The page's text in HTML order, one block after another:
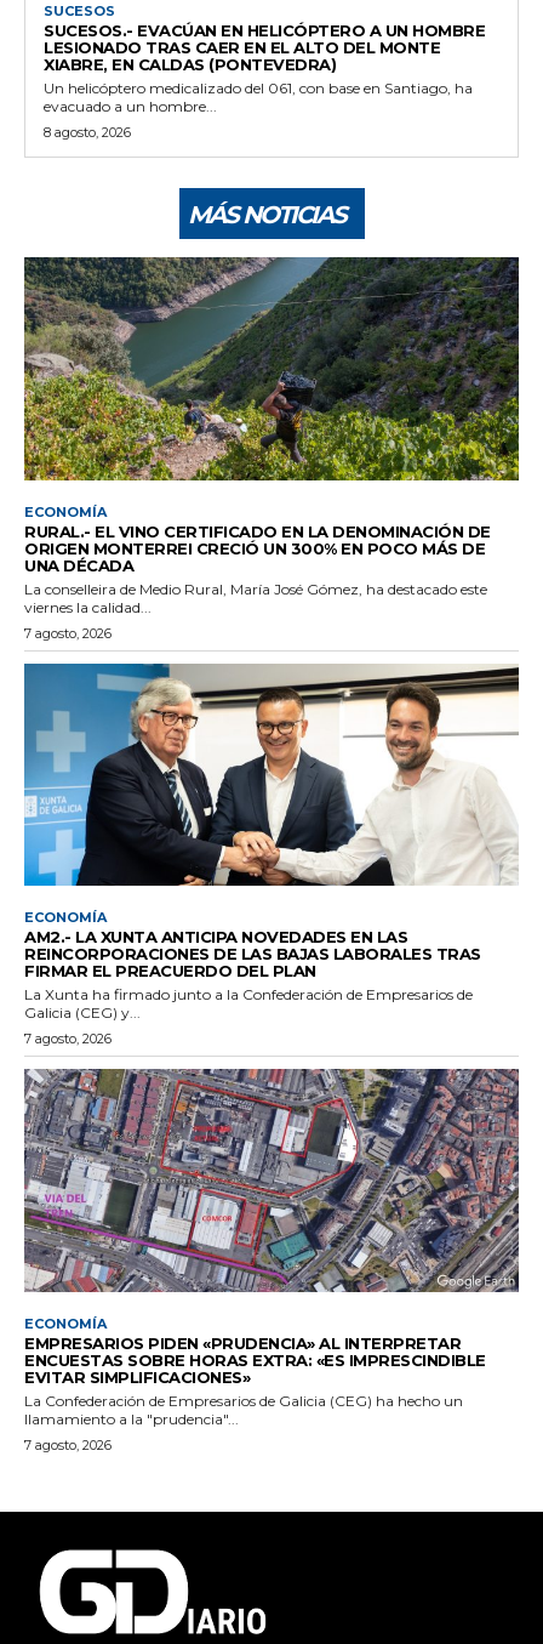
SUCESOS
SUCESOS.- EVACÚAN EN HELICÓPTERO A UN HOMBRE
LESIONADO TRAS CAER EN EL ALTO DEL MONTE
XIABRE, EN CALDAS (PONTEVEDRA)
Un helicóptero medicalizado del 061, con base en Santiago, ha
evacuado a un hombre...
8 agosto, 2026
MÁS NOTICIAS
ECONOMÍA
RURAL.- EL VINO CERTIFICADO EN LA DENOMINACIÓN DE
ORIGEN MONTERREI CRECIÓ UN 300% EN POCO MÁS DE
UNA DÉCADA
La conselleira de Medio Rural, María José Gómez, ha destacado este
viernes la calidad...
7 agosto, 2026
ECONOMÍA
AM2.- LA XUNTA ANTICIPA NOVEDADES EN LAS
REINCORPORACIONES DE LAS BAJAS LABORALES TRAS
FIRMAR EL PREACUERDO DEL PLAN
La Xunta ha firmado junto a la Confederación de Empresarios de
Galicia (CEG) y...
7 agosto, 2026
ECONOMÍA
EMPRESARIOS PIDEN «PRUDENCIA» AL INTERPRETAR
ENCUESTAS SOBRE HORAS EXTRA: «ES IMPRESCINDIBLE
EVITAR SIMPLIFICACIONES»
La Confederación de Empresarios de Galicia (CEG) ha hecho un
llamamiento a la "prudencia"...
7 agosto, 2026